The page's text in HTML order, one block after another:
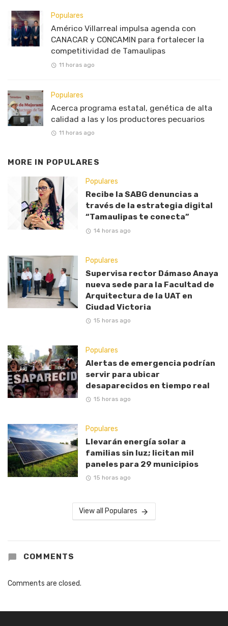
Populares
Américo Villarreal impulsa agenda con
CANACAR y CONCAMIN para fortalecer la
competitividad de Tamaulipas
11 horas ago
Populares
Acerca programa estatal, genética de alta
calidad a las y los productores pecuarios
11 horas ago
MORE IN POPULARES
Populares
Recibe la SABG denuncias a
través de la estrategia digital
“Tamaulipas te conecta”
14 horas ago
Populares
Supervisa rector Dámaso Anaya
nueva sede para la Facultad de
Arquitectura de la UAT en
Ciudad Victoria
15 horas ago
Populares
Alertas de emergencia podrían
servir para ubicar
desaparecidos en tiempo real
15 horas ago
Populares
Llevarán energía solar a
familias sin luz; licitan mil
paneles para 29 municipios
15 horas ago
View all Populares
COMMENTS
Comments are closed.